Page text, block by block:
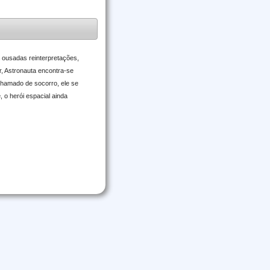
reinterpretações,
Astronauta encontra-se
de socorro, ele se
o herói espacial ainda